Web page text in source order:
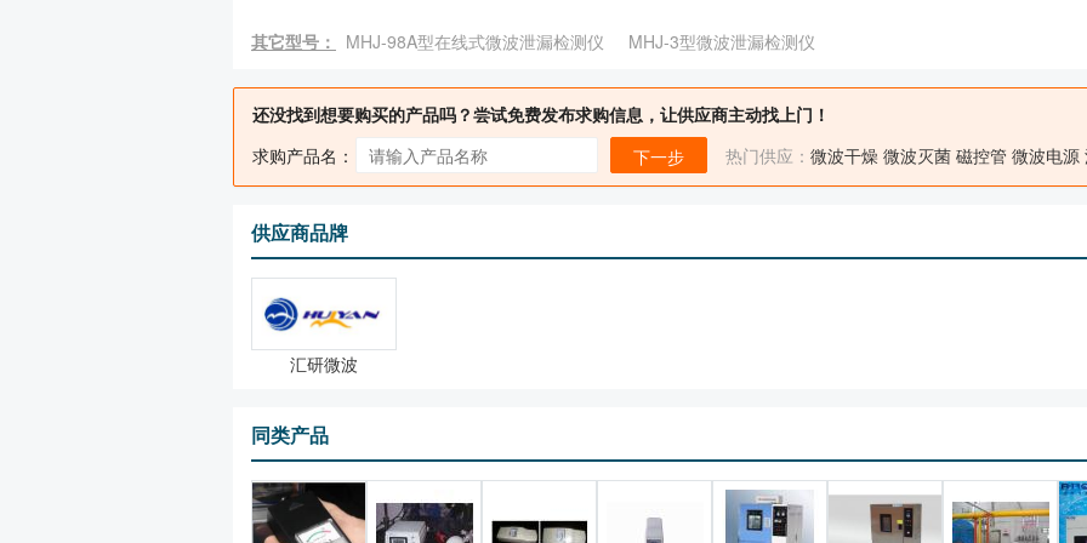
其它型号： MHJ-98A型在线式微波泄漏检测仪 MHJ-3型微波泄漏检测仪
还没找到想要购买的产品吗？尝试免费发布求购信息，让供应商主动找上门！
求购产品名：
下一步 热门供应： 微波干燥 微波灭菌 磁控管 微波电源
供应商品牌
汇研微波
同类产品